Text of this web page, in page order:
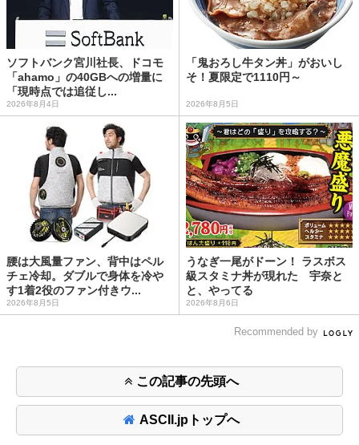
ソフトバンク宮川社長、ドコモ
「ahamo」の40GBへの増量に
「現時点では追従し...
2026年8月4日
「鬼おろし牛タン丼」がおいし
そ！夏限定で1110円～
2026年8月5日
腰は大風量ファン、背中はペル
チェ冷却。ダブルで身体を冷や
す1着2役のファン付きウ...
2026年8月5日
うなぎ一尾がドーン！ ラスボス
級スタミナ丼が現れた 宇奈と
と、やってる
2026年8月6日
Recommended by
この記事の先頭へ
ASCII.jpトップへ